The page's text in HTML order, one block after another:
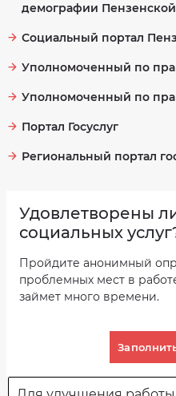
демографии Пензенской
Социальный портал
Уполномоченный по
Уполномоченный по
Портал Госуслуг
Региональный портал
Удовлетворены
социальных
Пройдите анонимный
проблемных мест в
займет много времени.